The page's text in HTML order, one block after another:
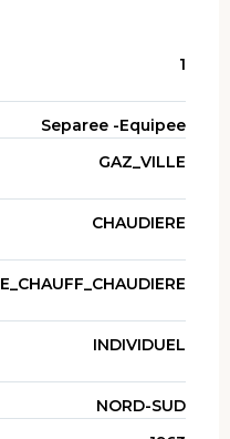
1
Separee -Equipee
GAZ_VILLE
CHAUDIERE
INDIVIDUEL
NORD-SUD